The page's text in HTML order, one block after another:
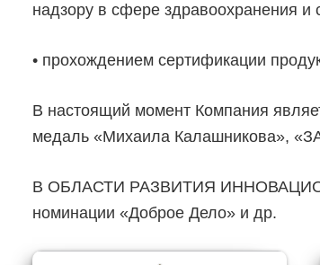
надзору в сфере здравоохранения и
• прохождением сертификации
В настоящий момент Компания
медаль «Михаила
В ОБЛАСТИ РАЗВИТИЯ
номинации «Доброе Дело» и др.